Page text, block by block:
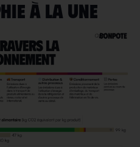
À LA UNE